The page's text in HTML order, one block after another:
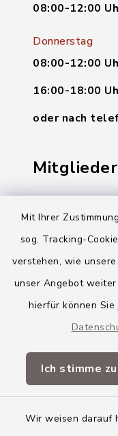
Mit Ihrer
sog. Tracking-
verstehen, wie
unser Angebot
hierfür können
Ich stimme zu
Wir weisen darauf
08:00-12:00
Donnerstag
08:00-12:00
16:00-18:00
oder nach
Markt
Gemeinde
VG
Landkreis